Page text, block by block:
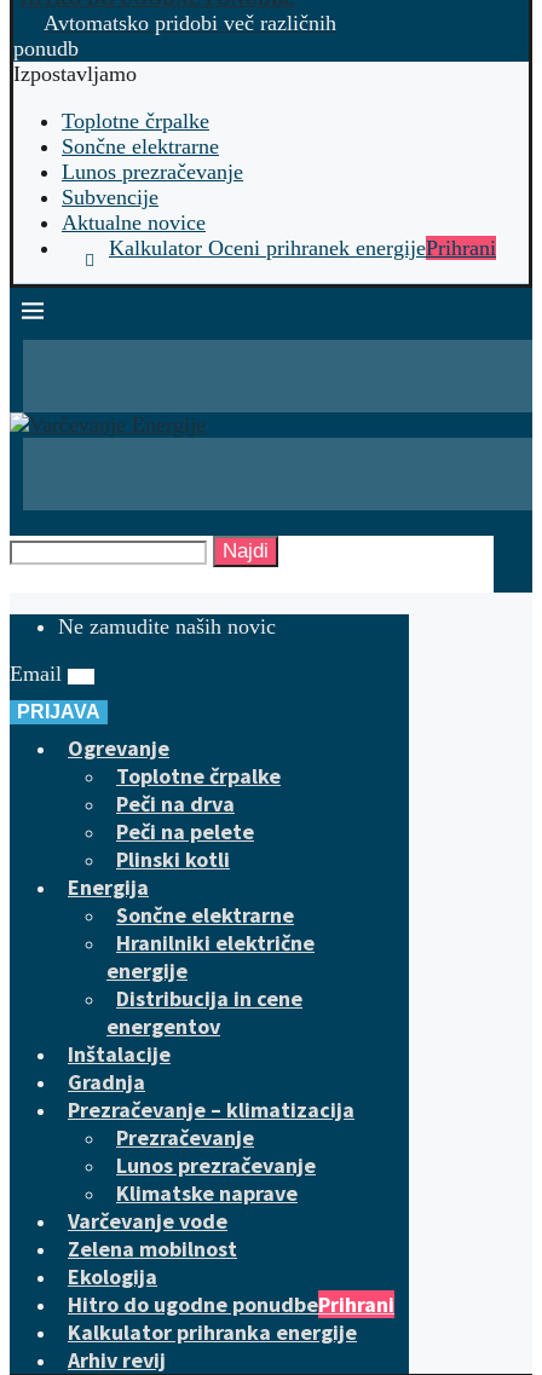
Avtomatsko pridobi več različnih
ponudb
Izpostavljamo
Toplotne črpalke
Sončne elektrarne
Lunos prezračevanje
Subvencije
Aktualne novice
Kalkulator Oceni prihranek energijePrihrani
Najdi
Ne zamudite naših novic
Email
PRIJAVA
Ogrevanje
Toplotne črpalke
Peči na drva
Peči na pelete
Plinski kotli
Energija
Sončne elektrarne
Hranilniki električne
energije
Distribucija in cene
energentov
Inštalacije
Gradnja
Prezračevanje – klimatizacija
Prezračevanje
Lunos prezračevanje
Klimatske naprave
Varčevanje vode
Zelena mobilnost
Ekologija
Hitro do ugodne ponudbePrihrani
Kalkulator prihranka energije
Arhiv revij